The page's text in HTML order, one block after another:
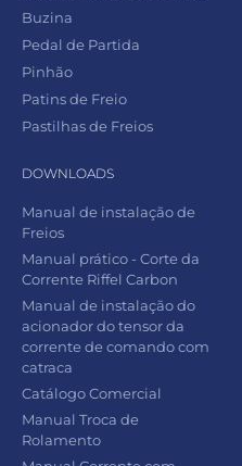
Buzina
Pedal de Partida
Pinhão
Patins de Freio
Pastilhas de Freios
DOWNLOADS
Manual de instalação de
Freios
Manual prático - Corte da
Corrente Riffel Carbon
Manual de instalação do
acionador do tensor da
corrente de comando com
catraca
Catálogo Comercial
Manual Troca de
Rolamento